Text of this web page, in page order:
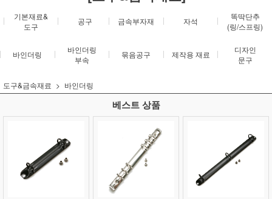
기본재료&
도구
공구 금속부자재 자석
똑딱단추
(링/스프링)
바인더링
바인더링
부속
묶음공구 제작용 재료
디자인
문구
도구&금속재료 바인더링
베스트 상품